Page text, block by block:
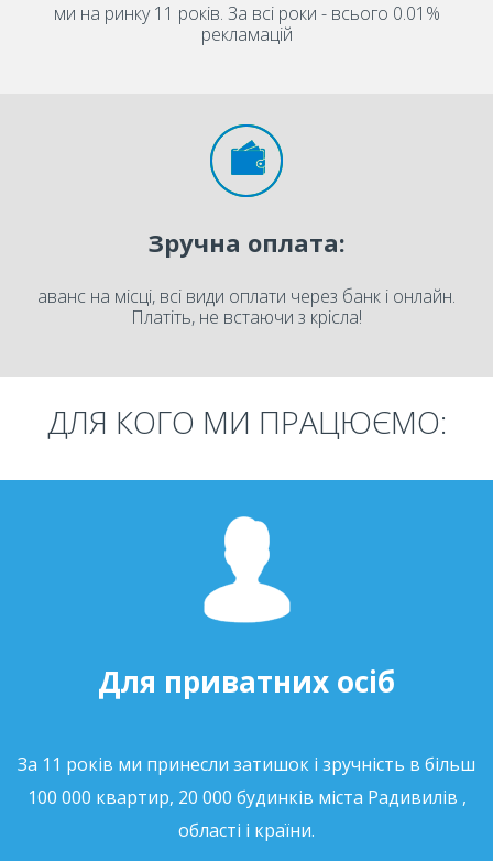
ми на ринку 11 років. За всі роки - всього 0.01%
рекламацій
Зручна оплата:
аванс на місці, всі види оплати через банк і онлайн.
Платіть, не встаючи з крісла!
ДЛЯ КОГО МИ ПРАЦЮЄМО:
Для приватних осіб
За 11 років ми принесли затишок і зручність в більш
100 000 квартир, 20 000 будинків міста Радивилів ,
області і країни.